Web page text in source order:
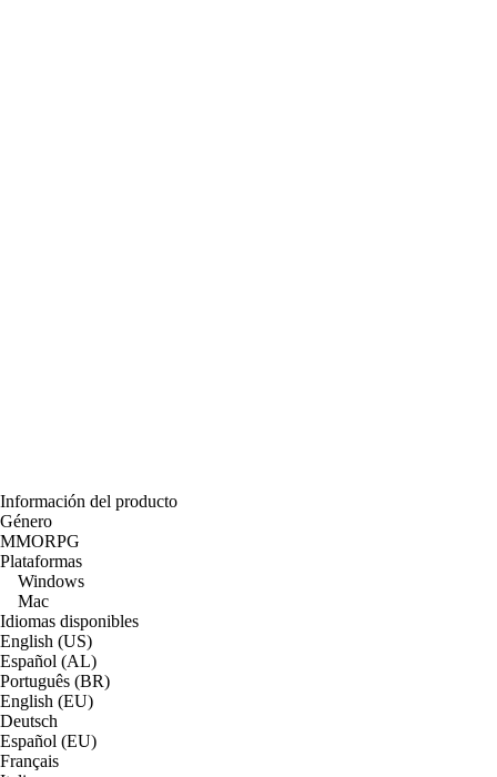
Información del producto
Género
MMORPG
Plataformas
Windows
Mac
Idiomas disponibles
English (US)
Español (AL)
Português (BR)
English (EU)
Deutsch
Español (EU)
Français